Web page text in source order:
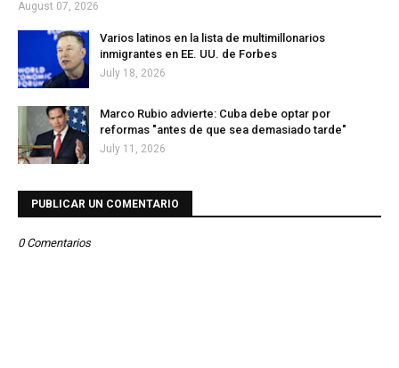
August 07, 2026
Varios latinos en la lista de multimillonarios
inmigrantes en EE. UU. de Forbes
July 18, 2026
Marco Rubio advierte: Cuba debe optar por
reformas "antes de que sea demasiado tarde"
July 11, 2026
PUBLICAR UN COMENTARIO
0 Comentarios